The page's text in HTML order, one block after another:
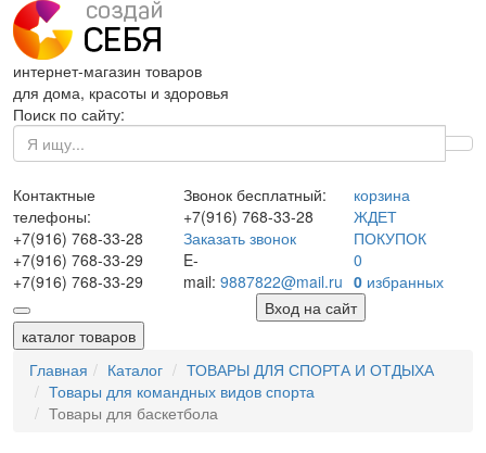
интернет-магазин товаров
для дома, красоты и здоровья
Поиск по сайту:
Контактные
телефоны:
+7(916) 768-33-28
+7(916) 768-33-29
+7(916) 768-33-29
Звонок бесплатный:
+7(916) 768-33-28
Заказать звонок
E-
mail: 9887822@mail.ru
корзина
ЖДЕТ
ПОКУПОК
0
0избранных
Вход на сайт
каталог товаров
Главная
Каталог
ТОВАРЫ ДЛЯ СПОРТА И ОТДЫХА
Товары для командных видов спорта
Товары для баскетбола